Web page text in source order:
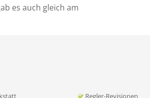
es auch gleich am
Regler-Revisionen